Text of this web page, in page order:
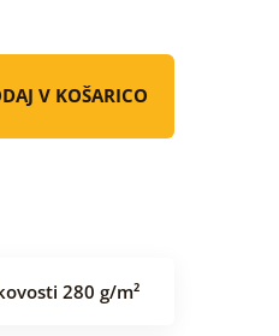
V KOŠARICO
280 g/m²